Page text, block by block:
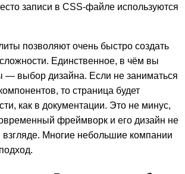
записи в CSS-файле используются
позволяют очень быстро создать
Единственное, в чём вы
— выбор дизайна. Если не заниматься
то страница будет
как в документации. Это не минус,
фреймворк и его дизайн не
взгляде. Многие небольшие компании